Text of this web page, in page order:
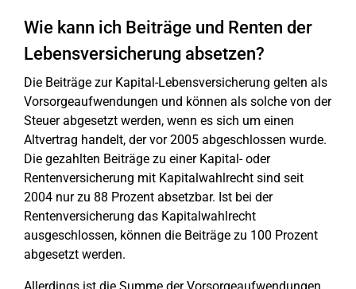
Wie kann ich Beiträge und Renten der
Lebensversicherung absetzen?
Die Beiträge zur Kapital-Lebensversicherung gelten als
Vorsorgeaufwendungen und können als solche von der
Steuer abgesetzt werden, wenn es sich um einen
Altvertrag handelt, der vor 2005 abgeschlossen wurde.
Die gezahlten Beiträge zu einer Kapital- oder
Rentenversicherung mit Kapitalwahlrecht sind seit
2004 nur zu 88 Prozent absetzbar. Ist bei der
Rentenversicherung das Kapitalwahlrecht
ausgeschlossen, können die Beiträge zu 100 Prozent
abgesetzt werden.